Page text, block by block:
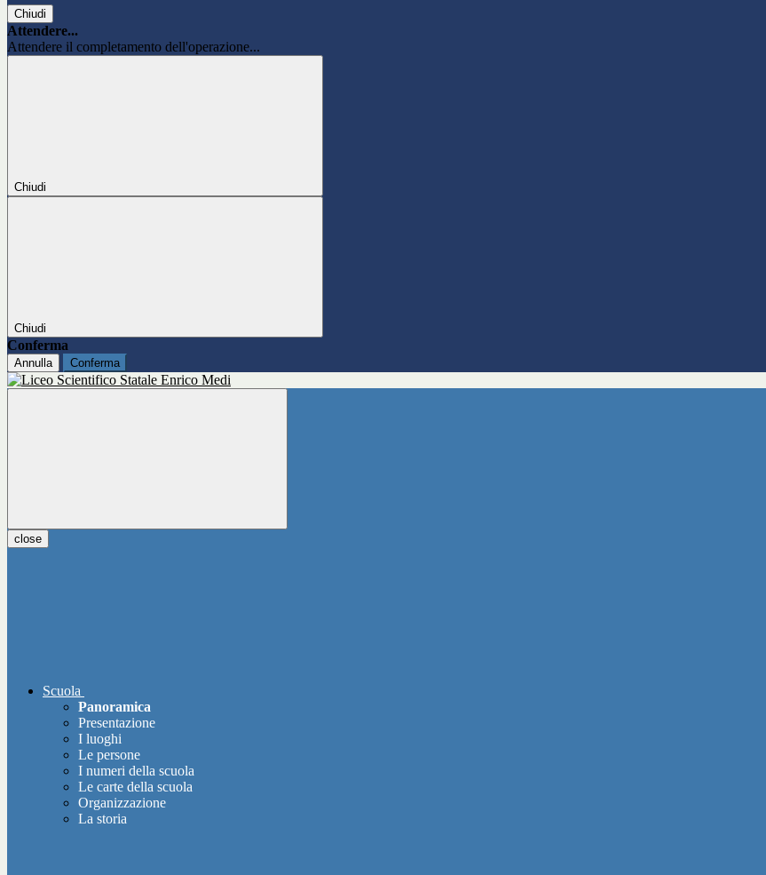
Chiudi
Attendere...
Attendere il completamento dell'operazione...
Chiudi
Chiudi
Conferma
Annulla Conferma
close
Scuola
Panoramica
Presentazione
I luoghi
Le persone
I numeri della scuola
Le carte della scuola
Organizzazione
La storia